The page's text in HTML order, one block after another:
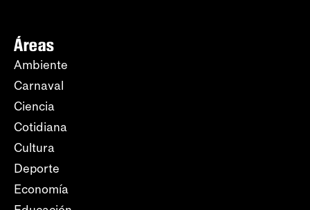
Áreas
Ambiente
Carnaval
Ciencia
Cotidiana
Cultura
Deporte
Economía